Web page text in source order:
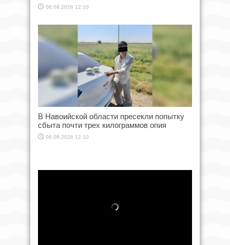
06.08.2026 12:10
В Навоийской области пресекли попытку
сбыта почти трех килограммов опия
06.08.2026 12:10